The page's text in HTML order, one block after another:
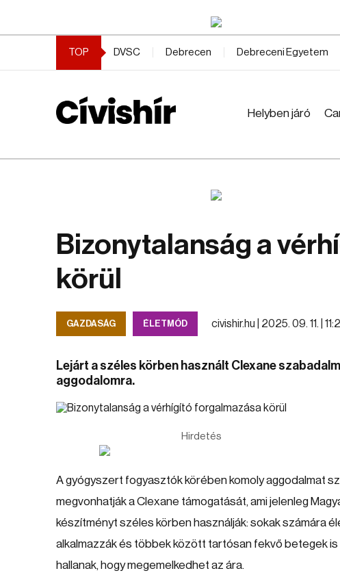
TOP DVSC Debrecen Debreceni Egyetem
Helyben járó
Bizonytalanság a
körül
GAZDASÁG ÉLETMÓD civishir.hu | 2025. 09. 11. |
Lejárt a széles körben használt Clexane
aggodalomra.
Hirdetés
A gyógyszert fogyasztók körében komoly aggodalmat
megvonhatják a Clexane támogatását, ami jelenleg
készítményt széles körben használják: sokak számára
alkalmazzák és többek között tartósan fekvő betegek is
hallanak, hogy megemelkedhet az ára.